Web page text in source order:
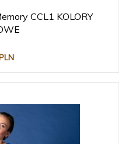
CCL1 KOLORY